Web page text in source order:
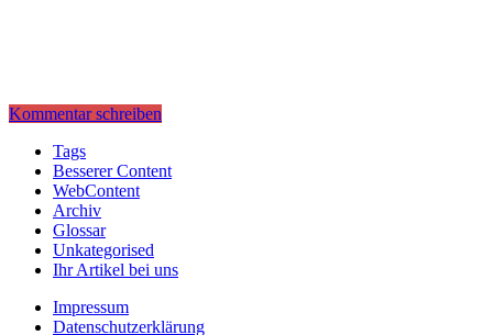
Kommentar schreiben
Tags
Besserer Content
WebContent
Archiv
Glossar
Unkategorised
Ihr Artikel bei uns
Impressum
Datenschutzerklärung